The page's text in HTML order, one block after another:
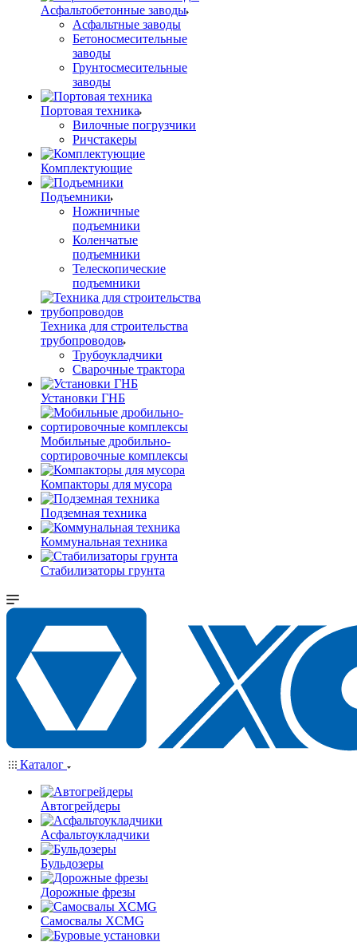
Асфальтобетонные заводы
Асфальтные заводы
Бетоносмесительные
заводы
Грунтосмесительные
заводы
Портовая техника
Вилочные погрузчики
Ричстакеры
Комплектующие
Подъемники
Ножничные
подъемники
Коленчатые
подъемники
Телескопические
подъемники
Техника для строительства
трубопроводов
Трубоукладчики
Сварочные трактора
Установки ГНБ
Мобильные дробильно-
сортировочные комплексы
Компакторы для мусора
Подземная техника
Коммунальная техника
Стабилизаторы грунта
Каталог
Автогрейдеры
Асфальтоукладчики
Бульдозеры
Дорожные фрезы
Самосвалы XCMG